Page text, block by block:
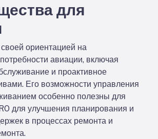
для
своей ориентацией на
авиации, включая
и проактивное
Его возможности управления
особенно полезны для
для улучшения планирования и
в процессах ремонта и